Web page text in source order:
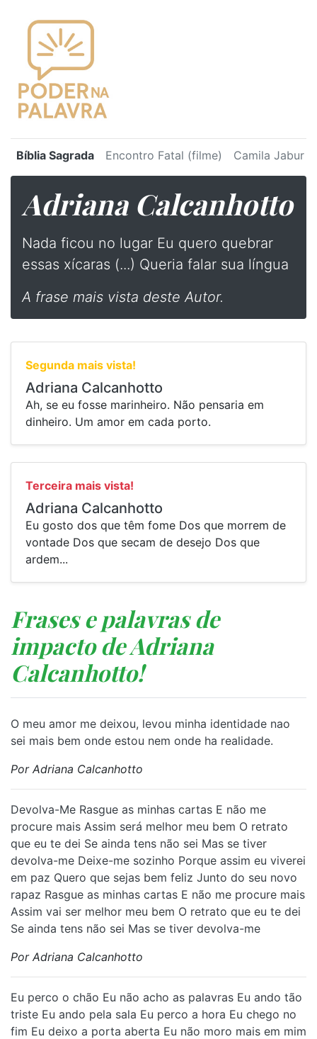
Bíblia Sagrada Encontro Fatal (filme) Camila Jabur
Adriana Calcanhotto
⁠Nada ficou no lugar Eu quero quebrar
essas xícaras (...) Queria falar sua língua
A frase mais vista deste Autor.
Segunda mais vista!
Adriana Calcanhotto
Ah, se eu fosse marinheiro. Não pensaria em
dinheiro. Um amor em cada porto.
Terceira mais vista!
Adriana Calcanhotto
Eu gosto dos que têm fome Dos que morrem de
vontade Dos que secam de desejo Dos que
ardem...
Frases e palavras de
impacto de Adriana
Calcanhotto!
O meu amor me deixou, levou minha identidade nao
sei mais bem onde estou nem onde ha realidade.
Por Adriana Calcanhotto
Devolva-Me Rasgue as minhas cartas E não me
procure mais Assim será melhor meu bem O retrato
que eu te dei Se ainda tens não sei Mas se tiver
devolva-me Deixe-me sozinho Porque assim eu viverei
em paz Quero que sejas bem feliz Junto do seu novo
rapaz Rasgue as minhas cartas E não me procure mais
Assim vai ser melhor meu bem O retrato que eu te dei
Se ainda tens não sei Mas se tiver devolva-me
Por Adriana Calcanhotto
Eu perco o chão Eu não acho as palavras Eu ando tão
triste Eu ando pela sala Eu perco a hora Eu chego no
fim Eu deixo a porta aberta Eu não moro mais em mim